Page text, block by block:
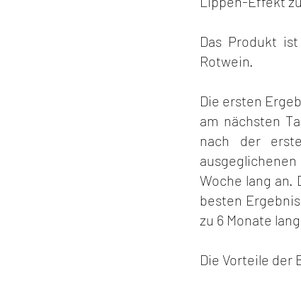
Das Produkt
Rotwein.
Die ersten
am nächsten
nach der
Woche lang an.
besten
zu 6 Monate
Die Vorteile der